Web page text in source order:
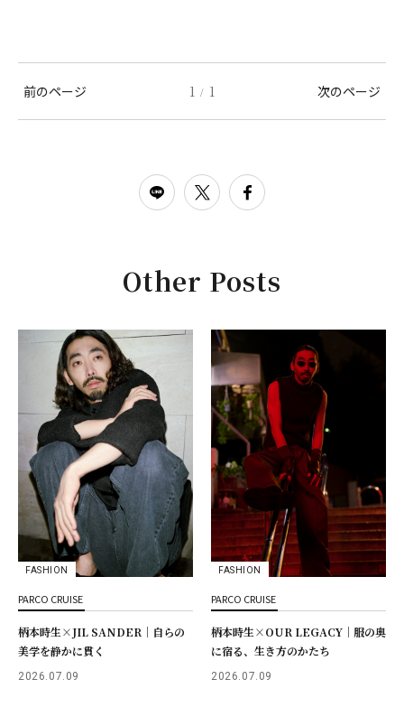
前のページ 1 / 1 次のページ
Other Posts
FASHION
PARCO CRUISE
柄本時生×JIL SANDER｜自らの
美学を静かに貫く
2026.07.09
FASHION
PARCO CRUISE
柄本時生×OUR LEGACY｜服の奥
に宿る、生き方のかたち
2026.07.09